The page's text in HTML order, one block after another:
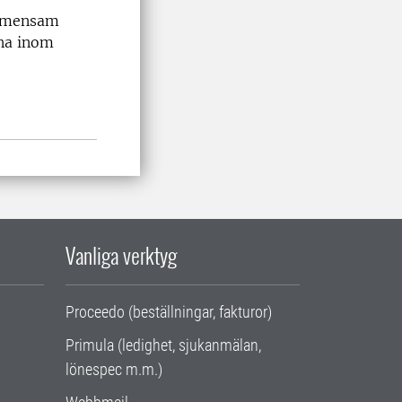
inom
Vanliga verktyg
Proceedo (beställningar, fakturor)
Primula (ledighet, sjukanmälan,
lönespec m.m.)